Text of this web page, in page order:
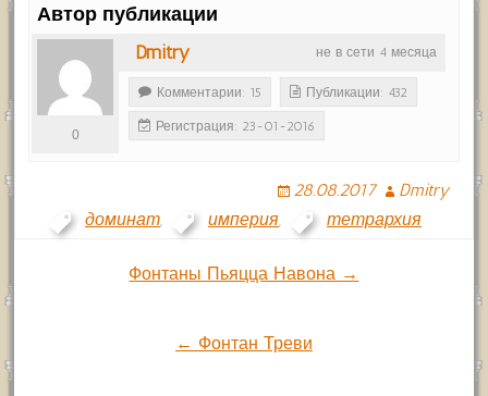
Автор публикации
не в сети 4 месяца
Dmitry
0
Комментарии: 15 Публикации: 432
Регистрация: 23-01-2016
28.08.2017
Dmitry
доминат, империя, тетрархия
НавигацияФонтаны Пьяцца Навона →
← Фонтан Треви